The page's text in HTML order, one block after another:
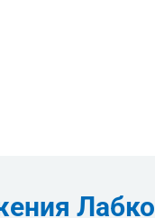
Лабко